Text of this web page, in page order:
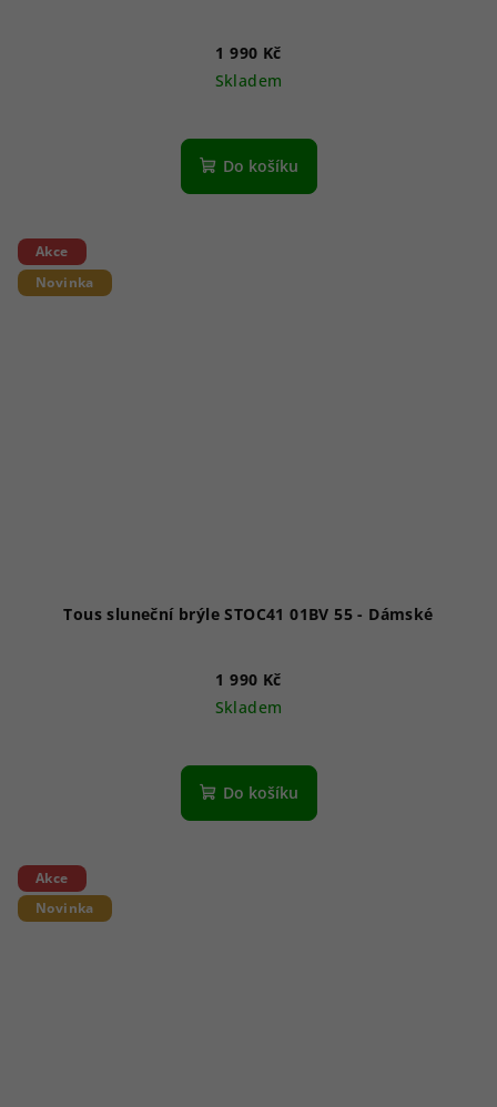
1 990 Kč
Skladem
Do košíku
Akce
Novinka
Tous sluneční brýle STOC41 01BV 55 - Dámské
1 990 Kč
Skladem
Do košíku
Akce
Novinka